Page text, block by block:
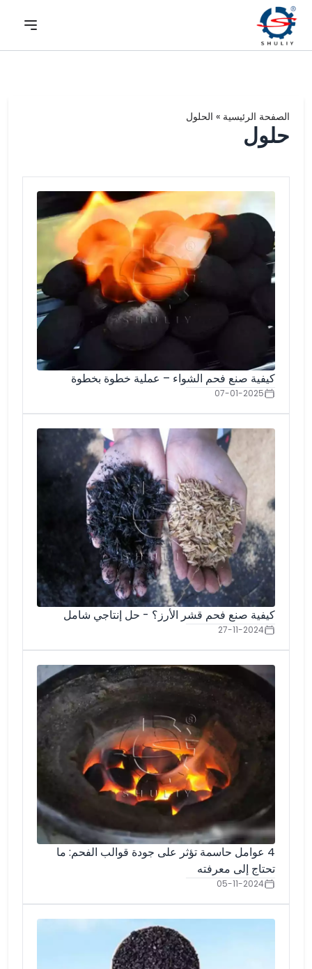
الصفحة الرئيسية » الحلول
حلول
كيفية صنع فحم الشواء – عملية خطوة بخطوة
07-01-2025
كيفية صنع فحم قشر الأرز؟ - حل إنتاجي شامل
27-11-2024
4 عوامل حاسمة تؤثر على جودة قوالب الفحم: ما
تحتاج إلى معرفته
05-11-2024